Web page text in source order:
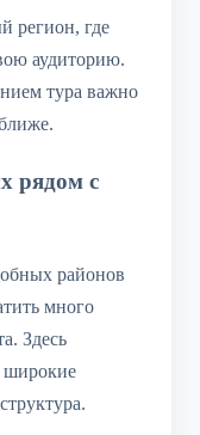
регион, где
аудиторию.
тура важно
рядом с
районов
много
Здесь
широкие